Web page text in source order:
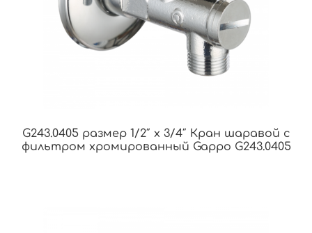
G243.0405 размер 1/2″ х 3/4″ Кран шаравой с
фильтром хромированный Gappo G243.0405